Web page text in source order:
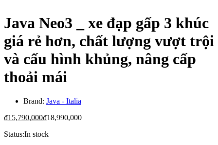
Java Neo3 _ xe đạp gấp 3 khúc
giá rẻ hơn, chất lượng vượt trội
và cấu hình khủng, nâng cấp
thoải mái
Brand: Java - Italia
₫15,790,000₫18,990,000
Status:In stock